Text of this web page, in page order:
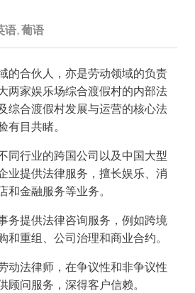
语 葡语
的合伙人，亦是劳动领域的负责
两家娱乐场综合渡假村的内部法
综合渡假村发展与运营的核心法
有目共睹。
同行业的跨国公司以及中国大型
业提供法律服务，擅长娱乐、消
和金融服务等业务。
务提供法律咨询服务，例如跨境
和重组、公司治理和商业合约。
动法律师，在争议性和非争议性
顾问服务，深得客户信赖。